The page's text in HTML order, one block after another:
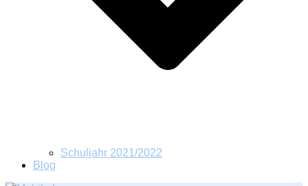
Schuljahr 2021/2022
Blog